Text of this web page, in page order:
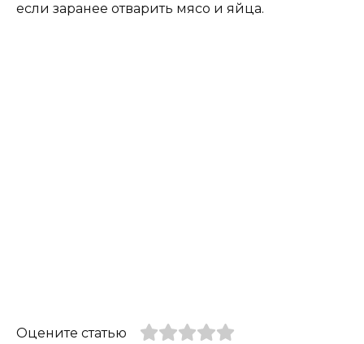
если заранее отварить мясо и яйца.
Оцените статью